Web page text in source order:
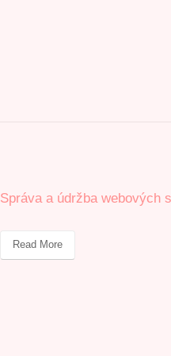
FLORENCY
16px 10px 0